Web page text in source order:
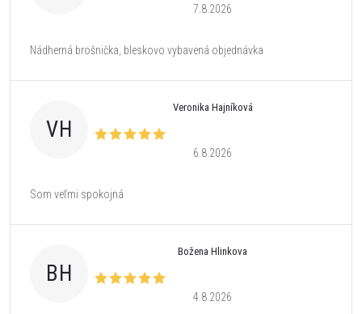
7.8.2026
Nádherná brošnička, bleskovo vybavená objednávka
VH
Veronika Hajníková
6.8.2026
Som veľmi spokojná
BH
Božena Hlinkova
4.8.2026